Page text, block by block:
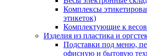
Комплексы
этикеток)
Комплектующие к
Изделия из пластика и
Подставки под меню,
офисную и бытовую